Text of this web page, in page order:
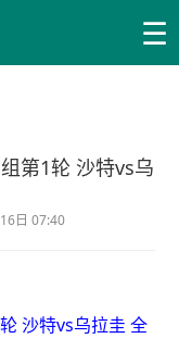
☰
第1轮 沙特vs乌
日 07:40
沙特vs乌拉圭 全